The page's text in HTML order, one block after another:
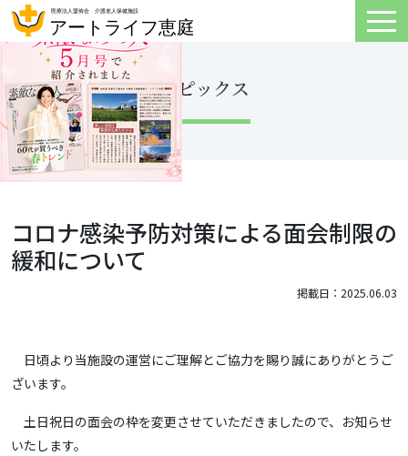
トピックス
コロナ感染予防対策による面会制限の
緩和について
掲載日：2025.06.03
日頃より当施設の運営にご理解とご協力を賜り誠にありがとうご
ざいます。
土日祝日の面会の枠を変更させていただきましたので、お知らせ
いたします。